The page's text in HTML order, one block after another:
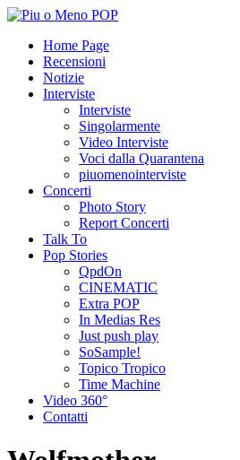
Home Page
Recensioni
Notizie
Interviste
Interviste
Singolarmente
Video Interviste
Voci dalla Quarantena
piuomenointerviste
Concerti
Photo Story
Report Concerti
Talk To
Pop Stories
QpdOn
CINEMATIC
Extra POP
In Medias Res
Just push play
SoSample!
Topico Tropico
Time Machine
Video 360°
Contatti